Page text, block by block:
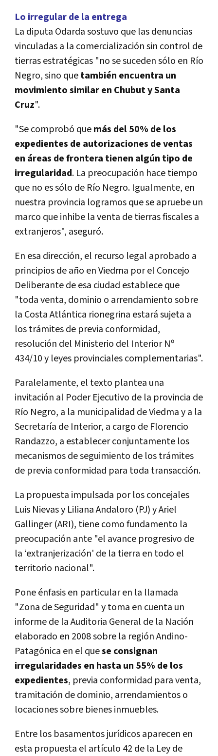
Lo irregular de la entrega
La diputa Odarda sostuvo que las denuncias
vinculadas a la comercialización sin control de
tierras estratégicas "no se suceden sólo en Río
Negro, sino quetambién encuentra un
movimiento similar en Chubut y Santa
Cruz".
"Se comprobó quemás del 50% de los
expedientes de autorizaciones de ventas
en áreas de frontera tienen algún tipo de
irregularidad. La preocupación hace tiempo
que no es sólo de Río Negro. Igualmente, en
nuestra provincia logramos que se apruebe un
marco que inhibe la venta de tierras fiscales a
extranjeros", aseguró.
En esa dirección, el recurso legal aprobado a
principios de año en Viedma por el Concejo
Deliberante de esa ciudad establece que
"toda venta, dominio o arrendamiento sobre
la Costa Atlántica rionegrina estará sujeta a
los trámites de previa conformidad,
resolución del Ministerio del Interior Nº
434/10 y leyes provinciales complementarias".
Paralelamente, el texto plantea una
invitación al Poder Ejecutivo de la provincia de
Río Negro, a la municipalidad de Viedma y a la
Secretaría de Interior, a cargo de Florencio
Randazzo, a establecer conjuntamente los
mecanismos de seguimiento de los trámites
de previa conformidad para toda transacción.
La propuesta impulsada por los concejales
Luis Nievas y Liliana Andaloro (PJ) y Ariel
Gallinger (ARI), tiene como fundamento la
preocupación ante "el avance progresivo de
la ‘extranjerización' de la tierra en todo el
territorio nacional".
Pone énfasis en particular en la llamada
"Zona de Seguridad" y toma en cuenta un
informe de la Auditoria General de la Nación
elaborado en 2008 sobre la región Andino-
Patagónica en el quese consignan
irregularidades en hasta un 55% de los
expedientes, previa conformidad para venta,
tramitación de dominio, arrendamientos o
locaciones sobre bienes inmuebles.
Entre los basamentos jurídicos aparecen en
esta propuesta el artículo 42 de la Ley de